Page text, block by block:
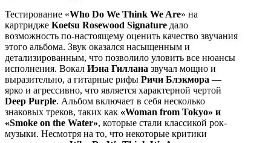
Тестирование «Who Do We Think We Are» на
картридже Koetsu Rosewood Signature дало
возможность по-настоящему оценить качество звучания
этого альбома. Звук оказался насыщенным и
детализированным, что позволило уловить все нюансы
исполнения. Вокал Иэна Гиллана звучал мощно и
выразительно, а гитарные рифы Ричи Блэкмора —
ярко и агрессивно, что является характерной чертой
Deep Purple. Альбом включает в себя несколько
знаковых треков, таких как «Woman from Tokyo» и
«Smoke on the Water», которые стали классикой рок-
музыки. Несмотря на то, что некоторые критики